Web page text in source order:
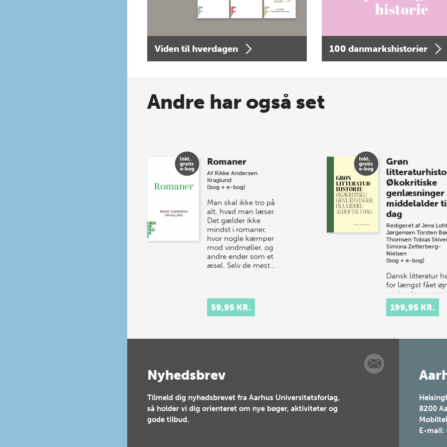
Viden til hverdagen 100 danmarkshistorier
Andre har også set
Romaner
Af Rikke Andersen
Kraglund
(bog + e-bog)
Man skal ikke tro på
alt, hvad man læser.
Det gælder ikke
mindst i romaner,
hvor nogle kæmper
mod vindmøller, og
andre ender som et
æsel. Selv de mest…
59,95 KR.
Grøn
Økokritiske
genlæsninger
middelalder
dag
Redigeret af Jens
Jørgensen Torsten
Thomsen Tobias
Simona Zetterberg-
Nielsen
(bog + e-bog)
Dansk litteratur
for længst fået
op for den grønne
dagsorden. I
boghandlen er
en fast del a…
199,95 KR.
Nyhedsbrev
Tilmeld dig nyhedsbrevet fra Aarhus Universitetsforlag,
så holder vi dig orienteret om nye bøger, aktiviteter og
gode tilbud.
8200
E-mail: